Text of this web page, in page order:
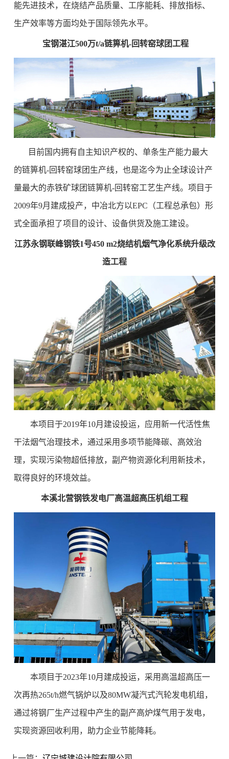
能先进技术，在烧结产品质量、工序能耗、排放指标、
生产效率等方面均处于国际领先水平。
宝钢湛江500万t/a链箅机-回转窑球团工程
目前国内拥有自主知识产权的、单条生产能力最大
的链箅机-回转窑球团生产线，也是迄今为止全球设计产
量最大的赤铁矿球团链箅机-回转窑工艺生产线。项目于
2009年9月建成投产，中冶北方以EPC（工程总承包）形
式全面承担了项目的设计、设备供货及施工建设。
江苏永钢联峰钢铁1号450 m2烧结机烟气净化系统升级改
造工程
本项目于2019年10月建设投运，应用新一代活性焦
干法烟气治理技术，通过采用多项节能降碳、高效治
理，实现污染物超低排放，副产物资源化利用新技术，
取得良好的环境效益。
本溪北营钢铁发电厂高温超高压机组工程
本项目于2023年10月建成投运，采用高温超高压一
次再热265t/h燃气锅炉以及80MW凝汽式汽轮发电机组，
通过将钢厂生产过程中产生的副产高炉煤气用于发电，
实现资源回收利用，助力企业节能降耗。